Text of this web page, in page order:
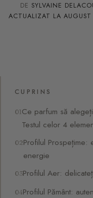
DE SYLVAINE
ACTUALIZAT LA
CUPRINS
Ce parfum să
Testul celor 4
Profilul Prospețime:
energie
Profilul Aer:
Profilul Pământ: